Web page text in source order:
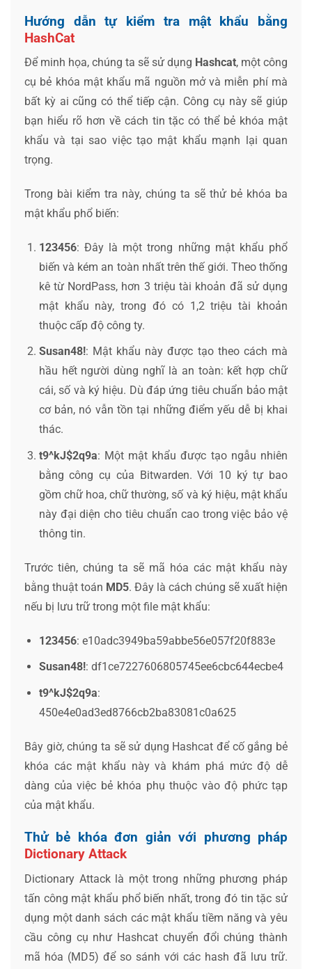
Hướng dẫn tự kiểm tra mật khẩu bằng
HashCat
Để minh họa, chúng ta sẽ sử dụng Hashcat, một công
cụ bẻ khóa mật khẩu mã nguồn mở và miễn phí mà
bất kỳ ai cũng có thể tiếp cận. Công cụ này sẽ giúp
bạn hiểu rõ hơn về cách tin tặc có thể bẻ khóa mật
khẩu và tại sao việc tạo mật khẩu mạnh lại quan
trọng.
Trong bài kiểm tra này, chúng ta sẽ thử bẻ khóa ba
mật khẩu phổ biến:
123456: Đây là một trong những mật khẩu phổ
biến và kém an toàn nhất trên thế giới. Theo thống
kê từ NordPass, hơn 3 triệu tài khoản đã sử dụng
mật khẩu này, trong đó có 1,2 triệu tài khoản
thuộc cấp độ công ty.
Susan48!: Mật khẩu này được tạo theo cách mà
hầu hết người dùng nghĩ là an toàn: kết hợp chữ
cái, số và ký hiệu. Dù đáp ứng tiêu chuẩn bảo mật
cơ bản, nó vẫn tồn tại những điểm yếu dễ bị khai
thác.
t9^kJ$2q9a: Một mật khẩu được tạo ngẫu nhiên
bằng công cụ của Bitwarden. Với 10 ký tự bao
gồm chữ hoa, chữ thường, số và ký hiệu, mật khẩu
này đại diện cho tiêu chuẩn cao trong việc bảo vệ
thông tin.
Trước tiên, chúng ta sẽ mã hóa các mật khẩu này
bằng thuật toán MD5. Đây là cách chúng sẽ xuất hiện
nếu bị lưu trữ trong một file mật khẩu:
123456: e10adc3949ba59abbe56e057f20f883e
Susan48!: df1ce7227606805745ee6cbc644ecbe4
t9^kJ$2q9a:
450e4e0ad3ed8766cb2ba83081c0a625
Bây giờ, chúng ta sẽ sử dụng Hashcat để cố gắng bẻ
khóa các mật khẩu này và khám phá mức độ dễ
dàng của việc bẻ khóa phụ thuộc vào độ phức tạp
của mật khẩu.
Thử bẻ khóa đơn giản với phương pháp
Dictionary Attack
Dictionary Attack là một trong những phương pháp
tấn công mật khẩu phổ biến nhất, trong đó tin tặc sử
dụng một danh sách các mật khẩu tiềm năng và yêu
cầu công cụ như Hashcat chuyển đổi chúng thành
mã hóa (MD5) để so sánh với các hash đã lưu trữ.